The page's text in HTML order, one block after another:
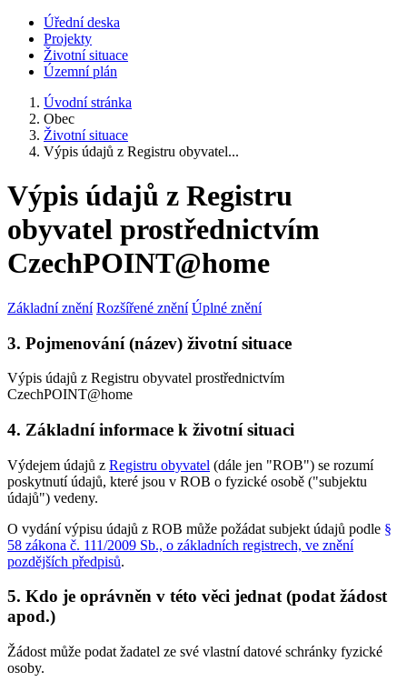
Úřední deska
Projekty
Životní situace
Územní plán
Úvodní stránka
Obec
Životní situace
Výpis údajů z Registru obyvatel...
Výpis údajů z Registru
obyvatel prostřednictvím
CzechPOINT@home
Základní znění Rozšířené znění Úplné znění
3. Pojmenování (název) životní situace
Výpis údajů z Registru obyvatel prostřednictvím
CzechPOINT@home
4. Základní informace k životní situaci
Výdejem údajů z Registru obyvatel (dále jen "ROB") se rozumí
poskytnutí údajů, které jsou v ROB o fyzické osobě ("subjektu
údajů") vedeny.
O vydání výpisu údajů z ROB může požádat subjekt údajů podle §
58 zákona č. 111/2009 Sb., o základních registrech, ve znění
pozdějších předpisů.
5. Kdo je oprávněn v této věci jednat (podat žádost
apod.)
Žádost může podat žadatel ze své vlastní datové schránky fyzické
osoby.